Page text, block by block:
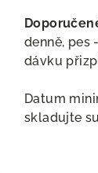
denně, pes
dávku
Datum
skladujte